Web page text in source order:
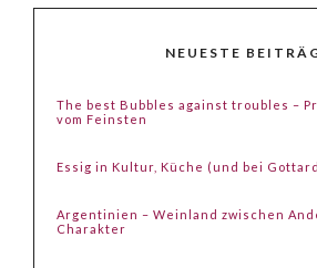
NEUESTE
The best Bubbles against troubles –
vom Feinsten
Essig in Kultur, Küche (und bei
Argentinien – Weinland zwischen
Charakter